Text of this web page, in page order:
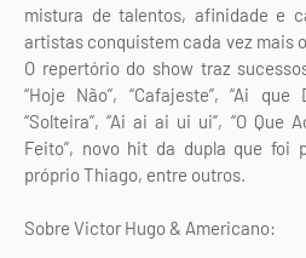
mistura de talentos, afinidade e
artistas conquistem cada vez mais
O repertório do show traz
“Hoje Não”, “Cafajeste”, “Ai que
“Solteira”, “Ai ai ai ui ui”, “O Que
Feito”, novo hit da dupla que foi
próprio Thiago, entre outros.
Sobre Victor Hugo & Americano: